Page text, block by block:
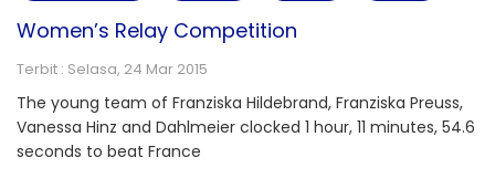
Women’s Relay Competition
Terbit : Selasa, 24 Mar 2015
The young team of Franziska Hildebrand, Franziska Preuss,
Vanessa Hinz and Dahlmeier clocked 1 hour, 11 minutes, 54.6
seconds to beat France